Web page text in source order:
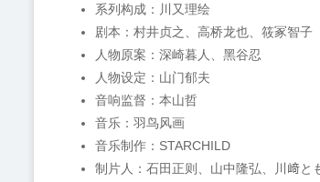
系列构成：川又理绘
剧本：村井贞之、高桥龙也、筱冢智子
人物原案：深崎暮人、黑谷忍
人物设定：山门郁夫
音响监督：本山哲
音乐：羽鸟风画
音乐制作：STARCHILD
制片人：石田正则、山中隆弘、川﨑と